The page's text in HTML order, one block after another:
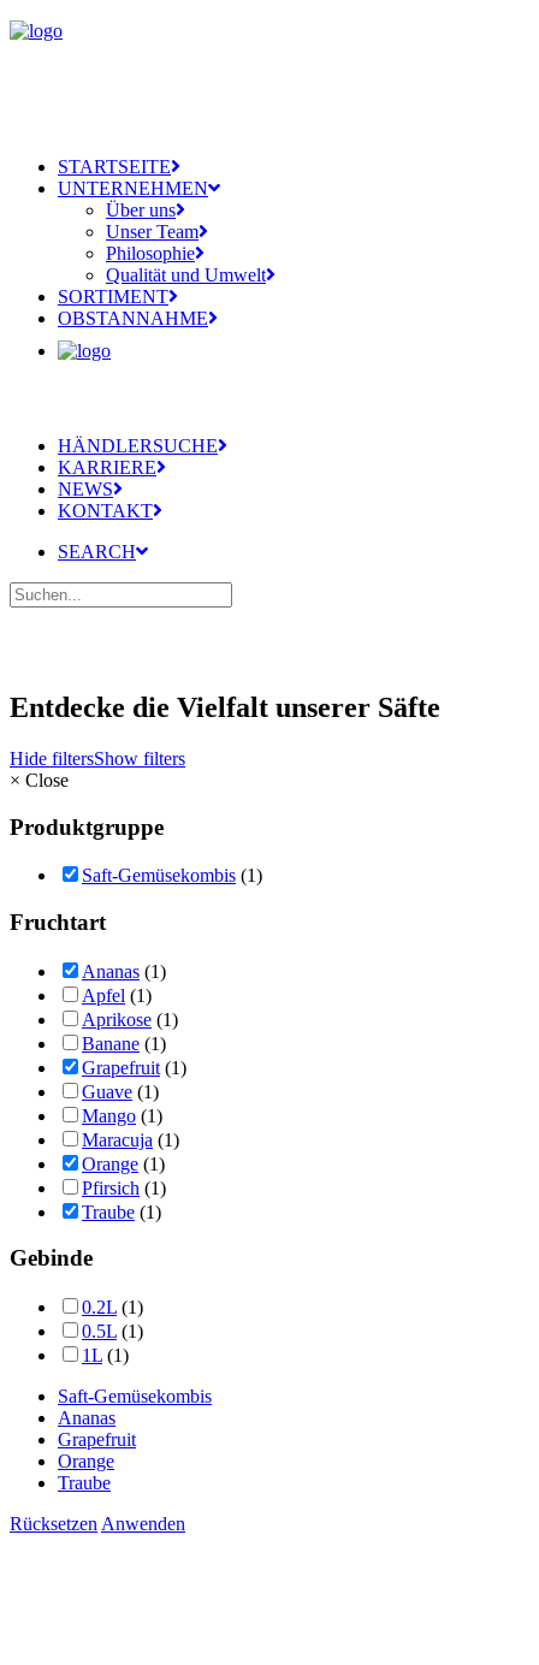
STARTSEITE
UNTERNEHMEN
Über uns
Unser Team
Philosophie
Qualität und Umwelt
SORTIMENT
OBSTANNAHME
HÄNDLERSUCHE
KARRIERE
NEWS
KONTAKT
SEARCH
Entdecke die Vielfalt unserer Säfte
Hide filtersShow filters
× Close
Produktgruppe
Saft-Gemüsekombis (1)
Fruchtart
Ananas (1)
Apfel (1)
Aprikose (1)
Banane (1)
Grapefruit (1)
Guave (1)
Mango (1)
Maracuja (1)
Orange (1)
Pfirsich (1)
Traube (1)
Gebinde
0.2L (1)
0.5L (1)
1L (1)
Saft-Gemüsekombis
Ananas
Grapefruit
Orange
Traube
Rücksetzen Anwenden